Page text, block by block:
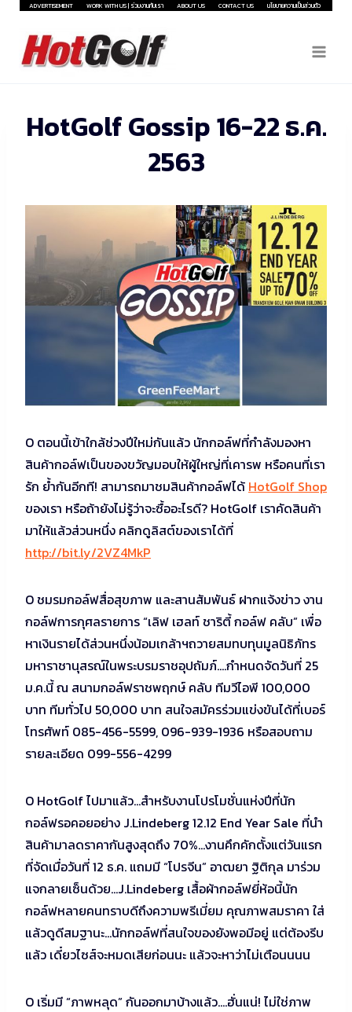
Skip
content
ADVERTISEMENT WORK WITH US | ร่วมงานกับเรา ABOUT US CONTACT US นโยบายความเป็นส่วนตัว
HotGolf Gossip 16-22 ธ.ค.
2563
O ตอนนี้เข้าใกล้ช่วงปีใหม่กันแล้ว นักกอล์ฟที่กำลังมองหา
สินค้ากอล์ฟเป็นของขวัญมอบให้ผู้ใหญ่ที่เคารพ หรือคนที่เรา
รัก ย้ำกันอีกที! สามารถมาชมสินค้ากอล์ฟได้ HotGolf Shop
ของเรา หรือถ้ายังไม่รู้ว่าจะซื้ออะไรดี? HotGolf เราคัดสินค้า
มาให้แล้วส่วนหนึ่ง คลิกดูลิสต์ของเราได้ที่
http://bit.ly/2VZ4MkP
O ชมรมกอล์ฟสื่อสุขภาพ และสานสัมพันธ์ ฝากแจ้งข่าว งาน
กอล์ฟการกุศลรายการ “เลิฟ เฮลท์ ชาริตี้ กอล์ฟ คลับ” เพื่อ
หาเงินรายได้ส่วนหนึ่งน้อมเกล้าฯถวายสมทบทุนมูลนิธิภัทร
มหาราชานุสรณ์ในพระบรมราชอุปถัมภ์….กำหนดจัดวันที่ 25
ม.ค.นี้ ณ สนามกอล์ฟราชพฤกษ์ คลับ ทีมวีไอพี 100,000
บาท ทีมทั่วไป 50,000 บาท สนใจสมัครร่วมแข่งขันได้ที่เบอร์
โทรศัพท์ 085-456-5599, 096-939-1936 หรือสอบถาม
รายละเอียด 099-556-4299
O HotGolf ไปมาแล้ว…สำหรับงานโปรโมชั่นแห่งปีที่นัก
กอล์ฟรอคอยอย่าง J.Lindeberg 12.12 End Year Sale ที่นำ
สินค้ามาลดราคากันสูงสุดถึง 70%…งานคึกคักตั้งแต่วันแรก
ที่จัดเมื่อวันที่ 12 ธ.ค. แถมมี “โปรจีน” อาฒยา ฐิติกุล มาร่วม
แจกลายเซ็นด้วย…J.Lindeberg เสื้อผ้ากอล์ฟยี่ห้อนี้นัก
กอล์ฟหลายคนทราบดีถึงความพรีเมี่ยม คุณภาพสมราคา ใส่
แล้วดูดีสมฐานะ…นักกอล์ฟที่สนใจของยังพอมีอยู่ แต่ต้องรีบ
แล้ว เดี๋ยวไซส์จะหมดเสียก่อนนะ แล้วจะหาว่าไม่เตือนนนน
O เริ่มมี “ภาพหลุด” กันออกมาบ้างแล้ว….ฮั่นแน่! ไม่ใช่ภาพ